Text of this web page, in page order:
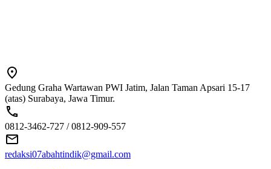
Gedung Graha Wartawan PWI Jatim, Jalan Taman Apsari 15-17
(atas) Surabaya, Jawa Timur.
0812-3462-727 / 0812-909-557
redaksi07abahtindik@gmail.com